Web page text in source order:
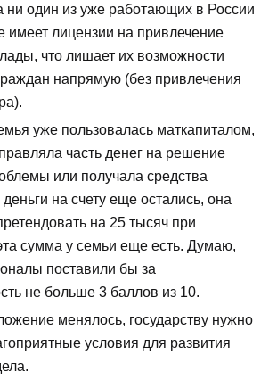
ни один из уже работающих в России
имеет лицензии на привлечение
что лишает их возможности
напрямую (без привлечения
уже пользовалась маткапиталом,
часть денег на решение
или получала средства
на счету еще остались, она
на 25 тысяч при
сумма у семьи еще есть. Думаю,
поставили бы за
не больше 3 баллов из 10.
менялось, государству нужно
условия для развития